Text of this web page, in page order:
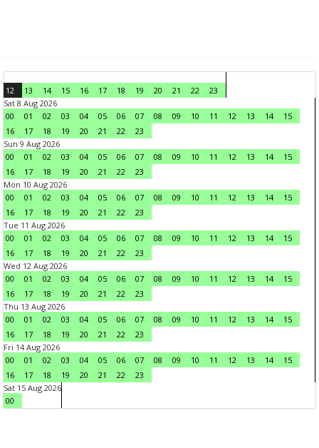
12 13 14 15 16 17 18 19 20 21 22
23
Sat 8 Aug 2026
00
01 02 03 04 05 06 07 08 09 10 11 12 13 14
15
16
17 18 19 20 21 22
23
Sun 9 Aug 2026
00
01 02 03 04 05 06 07 08 09 10 11 12 13 14
15
16
17 18 19 20 21 22
23
Mon 10 Aug 2026
00
01 02 03 04 05 06 07 08 09 10 11 12 13 14
15
16
17 18 19 20 21 22
23
Tue 11 Aug 2026
00
01 02 03 04 05 06 07 08 09 10 11 12 13 14
15
16
17 18 19 20 21 22
23
Wed 12 Aug 2026
00
01 02 03 04 05 06 07 08 09 10 11 12 13 14
15
16
17 18 19 20 21 22
23
Thu 13 Aug 2026
00
01 02 03 04 05 06 07 08 09 10 11 12 13 14
15
16
17 18 19 20 21 22
23
Fri 14 Aug 2026
00
01 02 03 04 05 06 07 08 09 10 11 12 13 14
15
16
17 18 19 20 21 22
23
Sat 15 Aug 2026
00